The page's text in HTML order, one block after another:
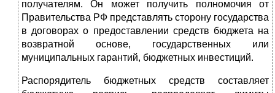
получа­телям. Он может получить полномочия от
Правительства РФ представлять сторону государства
в договорах о предоставлении средств бюджета на
возвратной основе, государственных или
муниципальных гарантий, бюджетных инвестиций.
Распорядитель бюджетных средств составляет